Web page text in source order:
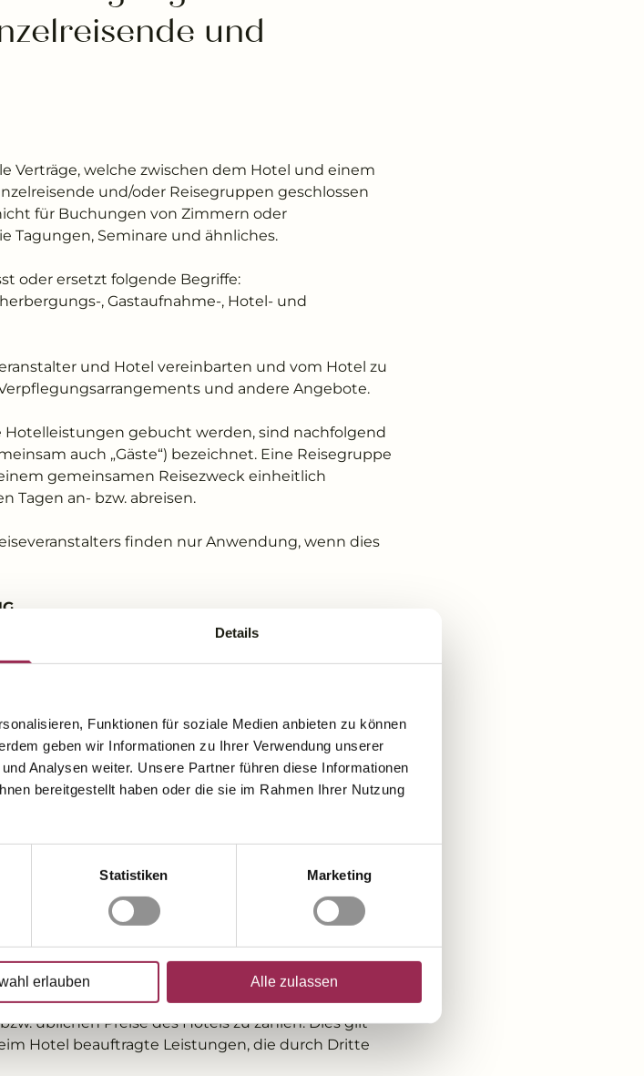
Details
Funktionen für soziale Medien anbieten zu können
geben wir Informationen zu Ihrer Verwendung unserer
Analysen weiter. Unsere Partner führen diese Informationen
bereitgestellt haben oder die sie im Rahmen Ihrer Nutzung
Statistiken Marketing
erlauben Alle zulassen
und
Verträge, welche zwischen dem Hotel und einem
und/oder Reisegruppen geschlossen
für Buchungen von Zimmern oder
Tagungen, Seminare und ähnliches.
oder ersetzt folgende Begriffe:
, Gastaufnahme-, Hotel- und
und Hotel vereinbarten und vom Hotel zu
und andere Angebote.
Hotelleistungen gebucht werden, sind nachfolgend
auch „Gäste“) bezeichnet. Eine Reisegruppe
gemeinsamen Reisezweck einheitlich
Tagen an- bzw. abreisen.
finden nur Anwendung, wenn dies
grundsätzlich in einem Jahr ab dem gesetzlichen
und bei sonstigen Ansprüchen,
fahrlässigen Pflichtverletzung des Hotels
Hotel seinen Buchungsstand so früh wie möglich
dem Hotel alle erforderlichen Informationen über
Hotelleistungen gemäß Ziffer 1.3 und die von ihm
Leistungen die vereinbarten oder, wenn
üblichen Preise des Hotels zu zahlen. Dies gilt
Hotel beauftragte Leistungen, die durch Dritte